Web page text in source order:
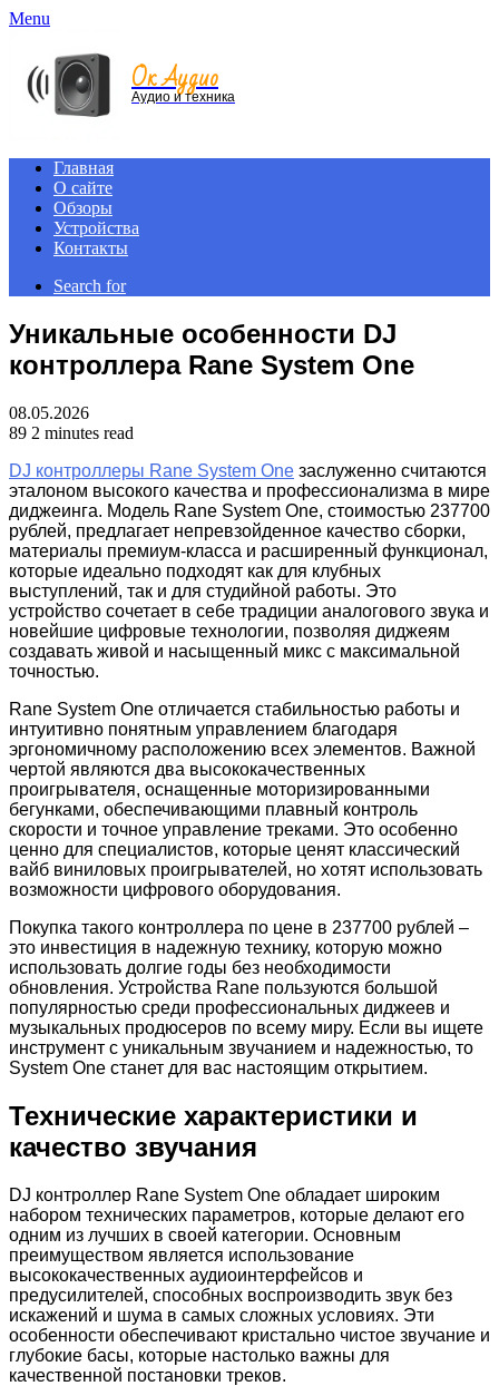
Menu
Ок Аудио
Аудио и техника
Главная
О сайте
Обзоры
Устройства
Контакты
Search for
Уникальные особенности DJ
контроллера Rane System One
08.05.2026
89 2 minutes read
DJ контроллеры Rane System One заслуженно считаются
эталоном высокого качества и профессионализма в мире
диджеинга. Модель Rane System One, стоимостью 237700
рублей, предлагает непревзойденное качество сборки,
материалы премиум-класса и расширенный функционал,
которые идеально подходят как для клубных
выступлений, так и для студийной работы. Это
устройство сочетает в себе традиции аналогового звука и
новейшие цифровые технологии, позволяя диджеям
создавать живой и насыщенный микс с максимальной
точностью.
Rane System One отличается стабильностью работы и
интуитивно понятным управлением благодаря
эргономичному расположению всех элементов. Важной
чертой являются два высококачественных
проигрывателя, оснащенные моторизированными
бегунками, обеспечивающими плавный контроль
скорости и точное управление треками. Это особенно
ценно для специалистов, которые ценят классический
вайб виниловых проигрывателей, но хотят использовать
возможности цифрового оборудования.
Покупка такого контроллера по цене в 237700 рублей –
это инвестиция в надежную технику, которую можно
использовать долгие годы без необходимости
обновления. Устройства Rane пользуются большой
популярностью среди профессиональных диджеев и
музыкальных продюсеров по всему миру. Если вы ищете
инструмент с уникальным звучанием и надежностью, то
System One станет для вас настоящим открытием.
Технические характеристики и
качество звучания
DJ контроллер Rane System One обладает широким
набором технических параметров, которые делают его
одним из лучших в своей категории. Основным
преимуществом является использование
высококачественных аудиоинтерфейсов и
предусилителей, способных воспроизводить звук без
искажений и шума в самых сложных условиях. Эти
особенности обеспечивают кристально чистое звучание и
глубокие басы, которые настолько важны для
качественной постановки треков.